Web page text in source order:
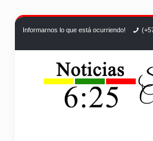
Informarnos lo que está ocurriendo!